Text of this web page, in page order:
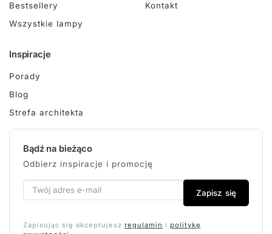
Bestsellery
Wszystkie lampy
Kontakt
Inspiracje
Porady
Blog
Strefa architekta
Bądź na bieżąco
Odbierz inspiracje i promocję
Zapisz się
Zapisując się akceptujesz regulamin i politykę